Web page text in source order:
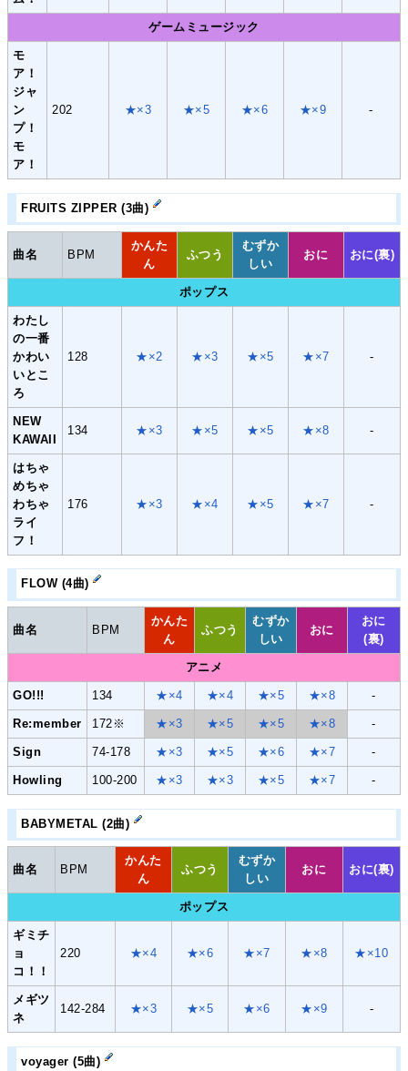
ゲームミュージック
モ
ア！
ジャ
ン
プ！
モ
ア！
202 ★×3 ★×5 ★×6 ★×9 -
FRUITS ZIPPER (3曲)
曲名 BPM
かんた
ん
ふつう
むずか
しい
おに おに(裏)
ポップス
わたし
の一番
かわい
いとこ
ろ
128 ★×2 ★×3 ★×5 ★×7 -
NEW
KAWAII
134 ★×3 ★×5 ★×5 ★×8 -
はちゃ
めちゃ
わちゃ
ライ
フ！
176 ★×3 ★×4 ★×5 ★×7 -
FLOW (4曲)
曲名 BPM
かんた
ん
ふつう
むずか
しい
おに
おに
(裏)
アニメ
GO!!! 134 ★×4 ★×4 ★×5 ★×8 -
Re:member 172※ ★×3 ★×5 ★×5 ★×8 -
Sign 74-178 ★×3 ★×5 ★×6 ★×7 -
Howling 100-200 ★×3 ★×3 ★×5 ★×7 -
BABYMETAL (2曲)
曲名 BPM
かんた
ん
ふつう
むずか
しい
おに おに(裏)
ポップス
ギミチ
ョ
コ！！
220 ★×4 ★×6 ★×7 ★×8 ★×10
メギツ
ネ
142-284 ★×3 ★×5 ★×6 ★×9 -
voyager (5曲)